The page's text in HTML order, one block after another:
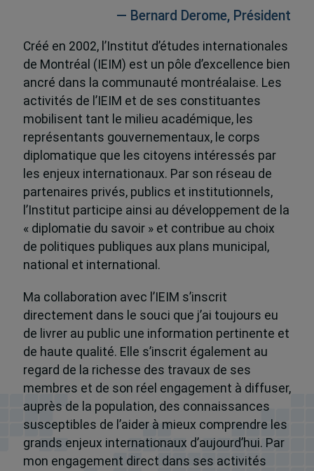
— Bernard Derome, Président
Créé en 2002, l’Institut d’études internationales
de Montréal (IEIM) est un pôle d’excellence bien
ancré dans la communauté montréalaise. Les
activités de l’IEIM et de ses constituantes
mobilisent tant le milieu académique, les
représentants gouvernementaux, le corps
diplomatique que les citoyens intéressés par
les enjeux internationaux. Par son réseau de
partenaires privés, publics et institutionnels,
l’Institut participe ainsi au développement de la
« diplomatie du savoir » et contribue au choix
de politiques publiques aux plans municipal,
national et international.
Ma collaboration avec l’IEIM s’inscrit
directement dans le souci que j’ai toujours eu
de livrer au public une information pertinente et
de haute qualité. Elle s’inscrit également au
regard de la richesse des travaux de ses
membres et de son réel engagement à diffuser,
auprès de la population, des connaissances
susceptibles de l’aider à mieux comprendre les
grands enjeux internationaux d’aujourd’hui. Par
mon engagement direct dans ses activités